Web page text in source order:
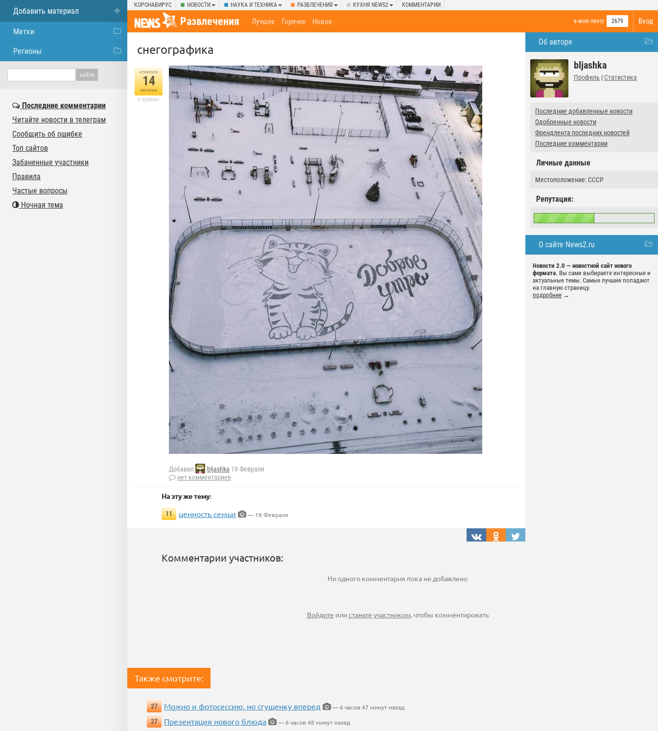
КОРОНАВИРУС НОВОСТИ НАУКА И ТЕХНИКА РАЗВЛЕЧЕНИЯ КУХНЯ NEWS2 КОММЕНТАРИИ
Вход
Развлечения в мою ленту 2679
Лучшее Горячее Новое
Об авторе
bljashka
Профиль | Статистика
Последние добавленные новости
Одобренные новости
Френдлента последних новостей
Последние комментарии
Личные данные
Местоположение: СССР
Репутация:
О сайте News2.ru
Новости 2.0 — новостной сайт нового
формата. Вы сами выбираете интересные и
актуальные темы. Самые лучшие попадают
на главную страницу.
подробнее →
снегографика
отметили
14
человека
в архиве
Добавил bljashka 19 Февраля
нет комментариев
На эту же тему:
11 ценность семьи — 18 Февраля
Комментарии участников:
Ни одного комментария пока не добавлено
Войдите илистаньте участником, чтобы комментировать
Также смотрите:
27 Можно и фотосессию, но сгущенку вперед
— 6 часов 47 минут назад
27
Презентация нового блюда
— 6 часов 48 минут назад
Добавить материал
Метки
Регионы
Последние комментарии
Читайте новости в телеграм
Сообщить об ошибке
Топ сайтов
Забаненные участники
Правила
Частые вопросы
Ночная тема